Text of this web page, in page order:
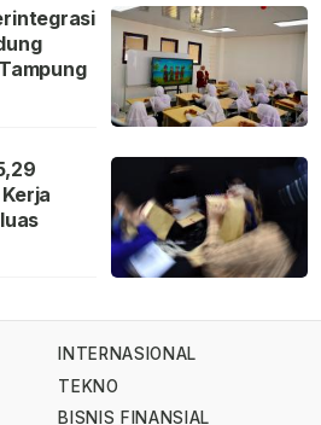
INTERNASIONAL
TEKNO
BISNIS FINANSIAL